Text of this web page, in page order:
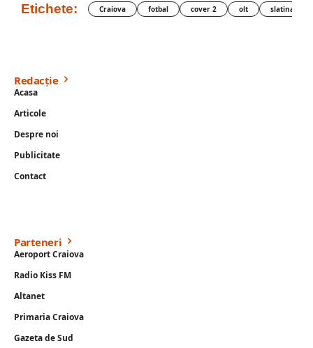
Etichete: Craiova fotbal cover 2 olt slatina
Redacție
Acasa
Articole
Despre noi
Publicitate
Contact
Parteneri
Aeroport Craiova
Radio Kiss FM
Altanet
Primaria Craiova
Gazeta de Sud